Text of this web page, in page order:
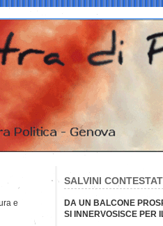
SALVINI
DA UN BALCONE
SI INNERVOSISCE PER
e